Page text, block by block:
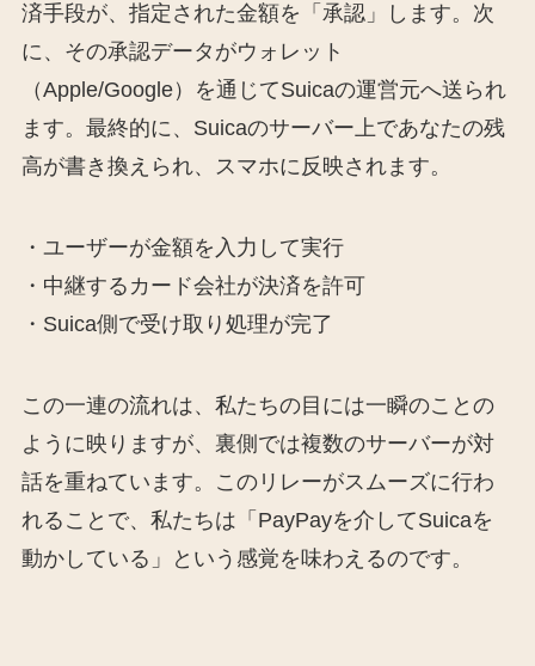
済手段が、指定された金額を「承認」します。次
に、その承認データがウォレット
（Apple/Google）を通じてSuicaの運営元へ送られ
ます。最終的に、Suicaのサーバー上であなたの残
高が書き換えられ、スマホに反映されます。
・ユーザーが金額を入力して実行
・中継するカード会社が決済を許可
・Suica側で受け取り処理が完了
この一連の流れは、私たちの目には一瞬のことの
ように映りますが、裏側では複数のサーバーが対
話を重ねています。このリレーがスムーズに行わ
れることで、私たちは「PayPayを介してSuicaを
動かしている」という感覚を味わえるのです。